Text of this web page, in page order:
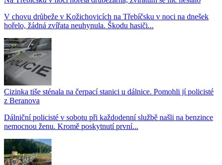
V chovu drůbeže v Kožichovicích na Třebíčsku v noci na dnešek
hořelo, žádná zvířata neuhynula. Škodu hasiči...
Cizinka tiše sténala na čerpací stanici u dálnice. Pomohli jí policisté
z Beranova
Dálniční policisté v sobotu při každodenní službě našli na benzince
nemocnou ženu. Kromě poskytnutí první...